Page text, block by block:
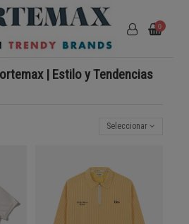
0
| Estilo y Tendencias
Seleccionar